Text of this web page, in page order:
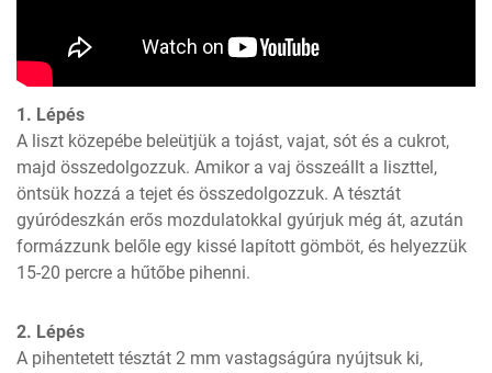
1. Lépés
A liszt közepébe beleütjük a tojást, vajat, sót és a cukrot,
majd összedolgozzuk. Amikor a vaj összeállt a liszttel,
öntsük hozzá a tejet és összedolgozzuk. A tésztát
gyúródeszkán erős mozdulatokkal gyúrjuk még át, azután
formázzunk belőle egy kissé lapított gömböt, és helyezzük
15-20 percre a hűtőbe pihenni.
2. Lépés
A pihentetett tésztát 2 mm vastagságúra nyújtsuk ki,